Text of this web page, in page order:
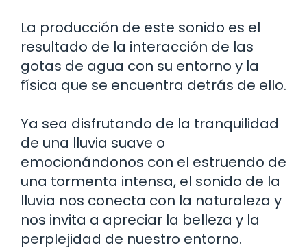
La producción de este sonido es el
resultado de la interacción de las
gotas de agua con su entorno y la
física que se encuentra detrás de ello.
Ya sea disfrutando de la tranquilidad
de una lluvia suave o
emocionándonos con el estruendo de
una tormenta intensa, el sonido de la
lluvia nos conecta con la naturaleza y
nos invita a apreciar la belleza y la
perplejidad de nuestro entorno.